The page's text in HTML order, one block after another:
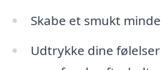
Skabe et smukt
Udtrykke dine